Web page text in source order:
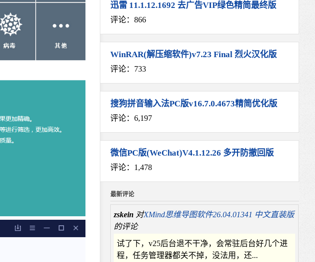
迅雷 11.1.12.1692 去广告VIP绿色精简最终版
评论：866
WinRAR(解压缩软件)v7.23 Final 烈火汉化版
评论：733
搜狗拼音输入法PC版v16.7.0.4673精简优化版
评论：6,197
微信PC版(WeChat)V4.1.12.26 多开防撤回版
评论：1,478
最新评论
zskein 对XMind思维导图软件26.04.01341 中文直装版
的评论
试了下，v25后台退不干净，会常驻后台好几个进
程，任务管理器都关不掉，没法用，还...